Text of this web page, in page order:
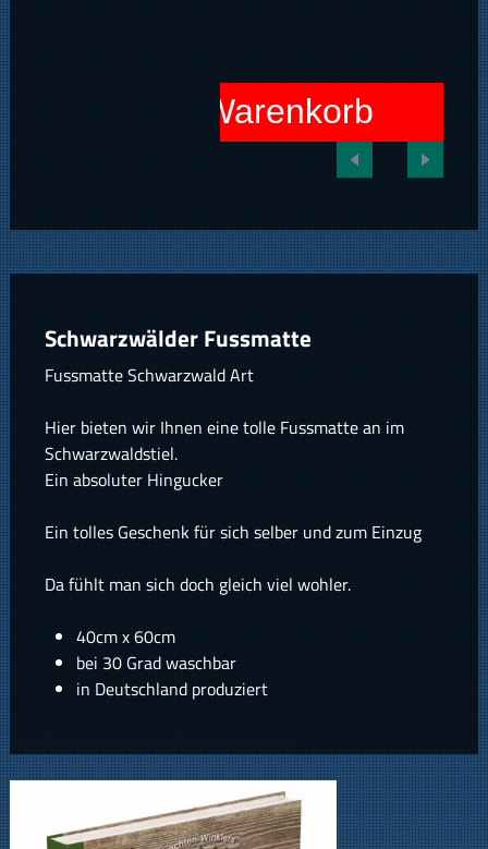
In den Warenkorb
Schwarzwälder Fussmatte
Fussmatte Schwarzwald Art
Hier bieten wir Ihnen eine tolle Fussmatte an im
Schwarzwaldstiel.
Ein absoluter Hingucker
Ein tolles Geschenk für sich selber und zum Einzug
Da fühlt man sich doch gleich viel wohler.
40cm x 60cm
bei 30 Grad waschbar
in Deutschland produziert